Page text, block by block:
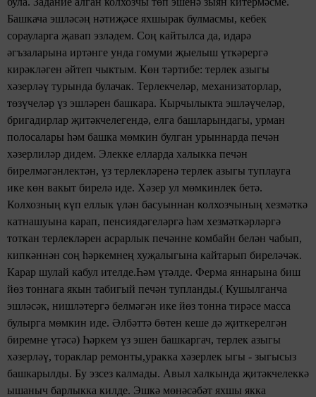
Башкача эшләсәң нәтиҗәсе яхшырак булмасмы, кебек
сорауларга җавап эзләдем. Соң кайтылса да, идарә
әгъзаларына иртәнге унда гомуми җыелыш үткәрергә
кирәкләген әйтеп чыктым. Көн тәртибе: терлек азыгы
хәзерләү турында булачак. Терлекчеләр, механизаторлар,
төзүчеләр үз эшләрен башкара. Кырчылыкта эшләүчеләр,
бригадирлар җитәкчелегендә, елга башларындагы, урман
полосалары һәм башка мөмкин булган урыннарда печән
хәзерлиләр дидем. Элекке елларда халыкка печән
бирелмәгәнлектән, үз терлекләренә терлек азыгы туплауга
ике көн вакыт бирелә иде. Хәзер ул мөмкинлек бетә.
Колхозның күп еллык үлән басуыннан колхозчының хезмәткә
катнашуына карап, пенсиядәгеләргә һәм хезмәткәрләргә
тоткан терлекләрен асрарлык печәнне комбайн белән чабып,
кипкәннән соң һәркемнең хуҗалыгына кайтарып биреләчәк.
Карар шулай кабул ителде.Һәм үтәлде. Ферма яннарына биш
йөз тоннага якын табигый печән тупланды.( Кушылганча
эшләсәк, нишләтергә белмәгән ике йөз тонна тирәсе масса
булырга мөмкин иде. Әлбәттә бөтен кеше дә җиткерелгән
биремне үтәсә) Һәркем үз эшен башкаргач, терлек азыгы
хәзерләү, тораклар ремонты,уракка хәзерлек ыгы - зыгысыз
башкарылды. Бу эзсез калмады. Авыл халкында җитәкчелеккә
ышаныч барлыкка килде. Эшкә мөнәсәбәт яхшы якка